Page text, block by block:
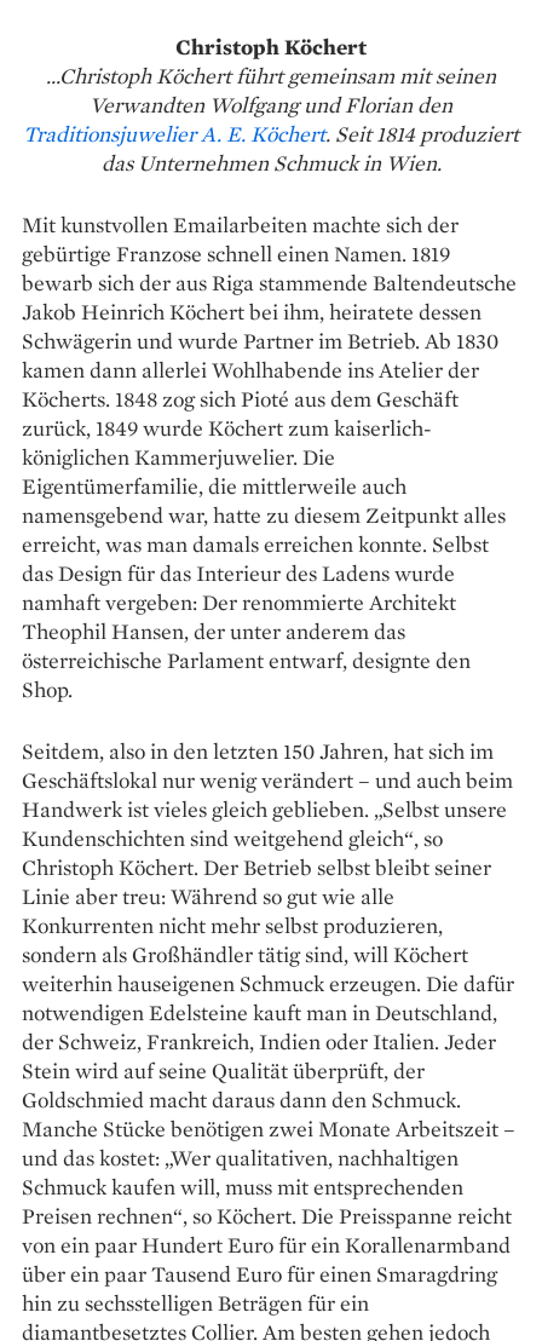
Christoph Köchert
...Christoph Köchert führt gemeinsam mit seinen
Verwandten Wolfgang und Florian den
Traditionsjuwelier A. E. Köchert. Seit 1814 produziert
das Unternehmen Schmuck in Wien.
Mit kunstvollen Emailarbeiten machte sich der
gebürtige Franzose schnell einen Namen. 1819
bewarb sich der aus Riga stammende Baltendeutsche
Jakob Heinrich Köchert bei ihm, heiratete dessen
Schwägerin und wurde Partner im Betrieb. Ab 1830
kamen dann allerlei Wohlhabende ins Atelier der
Köcherts. 1848 zog sich Pioté aus dem Geschäft
zurück, 1849 wurde Köchert zum kaiserlich-
königlichen Kammerjuwelier. Die
Eigentümerfamilie, die mittlerweile auch
namensgebend war, hatte zu diesem Zeitpunkt alles
erreicht, was man damals erreichen konnte. Selbst
das Design für das Interieur des Ladens wurde
namhaft vergeben: Der renommierte Architekt
Theophil Hansen, der unter anderem das
österreichische Parlament entwarf, designte den
Shop.
Seitdem, also in den letzten 150 Jahren, hat sich im
Geschäftslokal nur wenig verändert – und auch beim
Handwerk ist vieles gleich geblieben. „Selbst unsere
Kundenschichten sind weitgehend gleich“, so
Christoph Köchert. Der Betrieb selbst bleibt seiner
Linie aber treu: Während so gut wie alle
Konkurrenten nicht mehr selbst produzieren,
sondern als Großhändler tätig sind, will Köchert
weiterhin hauseigenen Schmuck erzeugen. Die dafür
notwendigen Edelsteine kauft man in Deutschland,
der Schweiz, Frankreich, Indien oder Italien. Jeder
Stein wird auf seine Qualität überprüft, der
Goldschmied macht daraus dann den Schmuck.
Manche Stücke benötigen zwei Monate Arbeitszeit –
und das kostet: „Wer qualitativen, nachhaltigen
Schmuck kaufen will, muss mit entsprechenden
Preisen rechnen“, so Köchert. Die Preisspanne reicht
von ein paar Hundert Euro für ein Korallenarmband
über ein paar Tausend Euro für einen Smaragdring
hin zu sechsstelligen Beträgen für ein
diamantbesetztes Collier. Am besten gehen jedoch